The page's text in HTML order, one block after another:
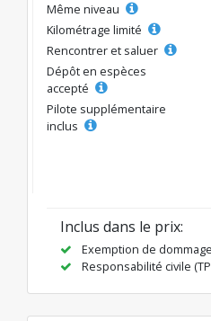
Même niveau
Kilométrage limité
Rencontrer et saluer
Dépôt en espèces
accepté
Pilote supplémentaire
inclus
Inclus dans le prix:
Exemption de
Responsabilité civile